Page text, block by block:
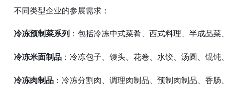
不同类型企业的参展需求：
冷冻预制菜系列 ：包括冷冻中式菜肴、西式料理、半成品
冷冻米面制品 ：冷冻包子、馒头、花卷、水饺、汤圆、馄
冷冻肉制品 ：冷冻分割肉、调理肉制品、预制肉制品、香肠